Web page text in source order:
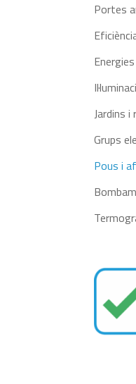
Portes
Jardins i
Grups
Pous i